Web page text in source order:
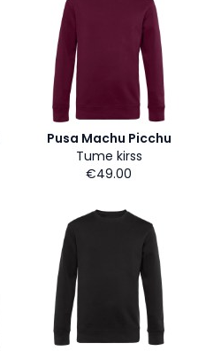
Pusa Machu Picchu
Tume kirss
€49.00